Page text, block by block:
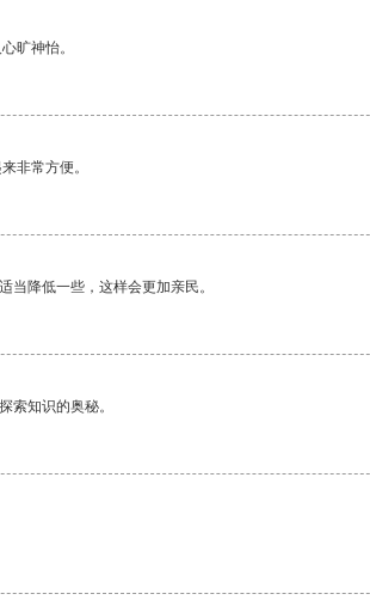
旷神怡。
非常方便。
当降低一些，这样会更加亲民。
索知识的奥秘。